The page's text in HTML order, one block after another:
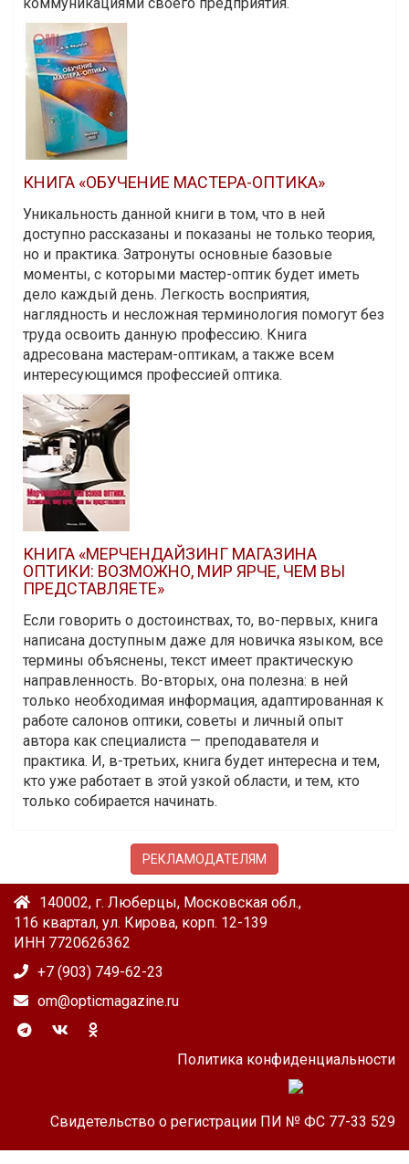
КНИГА «ОБУЧЕНИЕ МАСТЕРА-ОПТИКА»
Уникальность данной книги в том, что в ней
доступно рассказаны и показаны не только теория,
но и практика. Затронуты основные базовые
моменты, с которыми мастер-оптик будет иметь
дело каждый день. Легкость восприятия,
наглядность и несложная терминология помогут без
труда освоить данную профессию. Книга
адресована мастерам-оптикам, а также всем
интересующимся профессией оптика.
КНИГА «МЕРЧЕНДАЙЗИНГ МАГАЗИНА
ОПТИКИ: ВОЗМОЖНО, МИР ЯРЧЕ, ЧЕМ ВЫ
ПРЕДСТАВЛЯЕТЕ»
Если говорить о достоинствах, то, во-первых, книга
написана доступным даже для новичка языком, все
термины объяснены, текст имеет практическую
направленность. Во-вторых, она полезна: в ней
только необходимая информация, адаптированная к
работе салонов оптики, советы и личный опыт
автора как специалиста — преподавателя и
практика. И, в-третьих, книга будет интересна и тем,
кто уже работает в этой узкой области, и тем, кто
только собирается начинать.
РЕКЛАМОДАТЕЛЯМ
140002, г. Люберцы, Московская обл.,
116 квартал, ул. Кирова, корп. 12-139
ИНН 7720626362
+7 (903) 749-62-23
om@opticmagazine.ru
Политика конфиденциальности
Свидетельство о регистрации ПИ № ФС 77-33 529